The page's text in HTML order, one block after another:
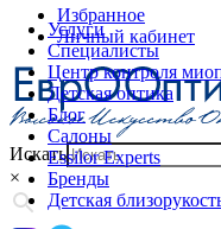
Избранное
Личный кабинет
Искать
×
Услуги
Специалисты
Центр контроля
Детская оптика
Блог
Салоны
Essilor Experts
Бренды
Детская